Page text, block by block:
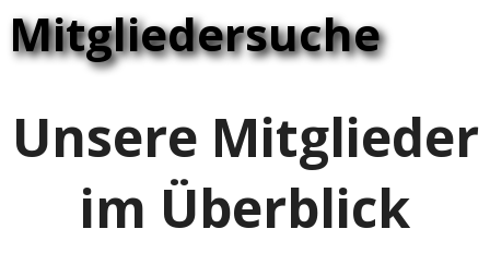
Mitgliedersuche
Unsere Mitglieder
im Überblick